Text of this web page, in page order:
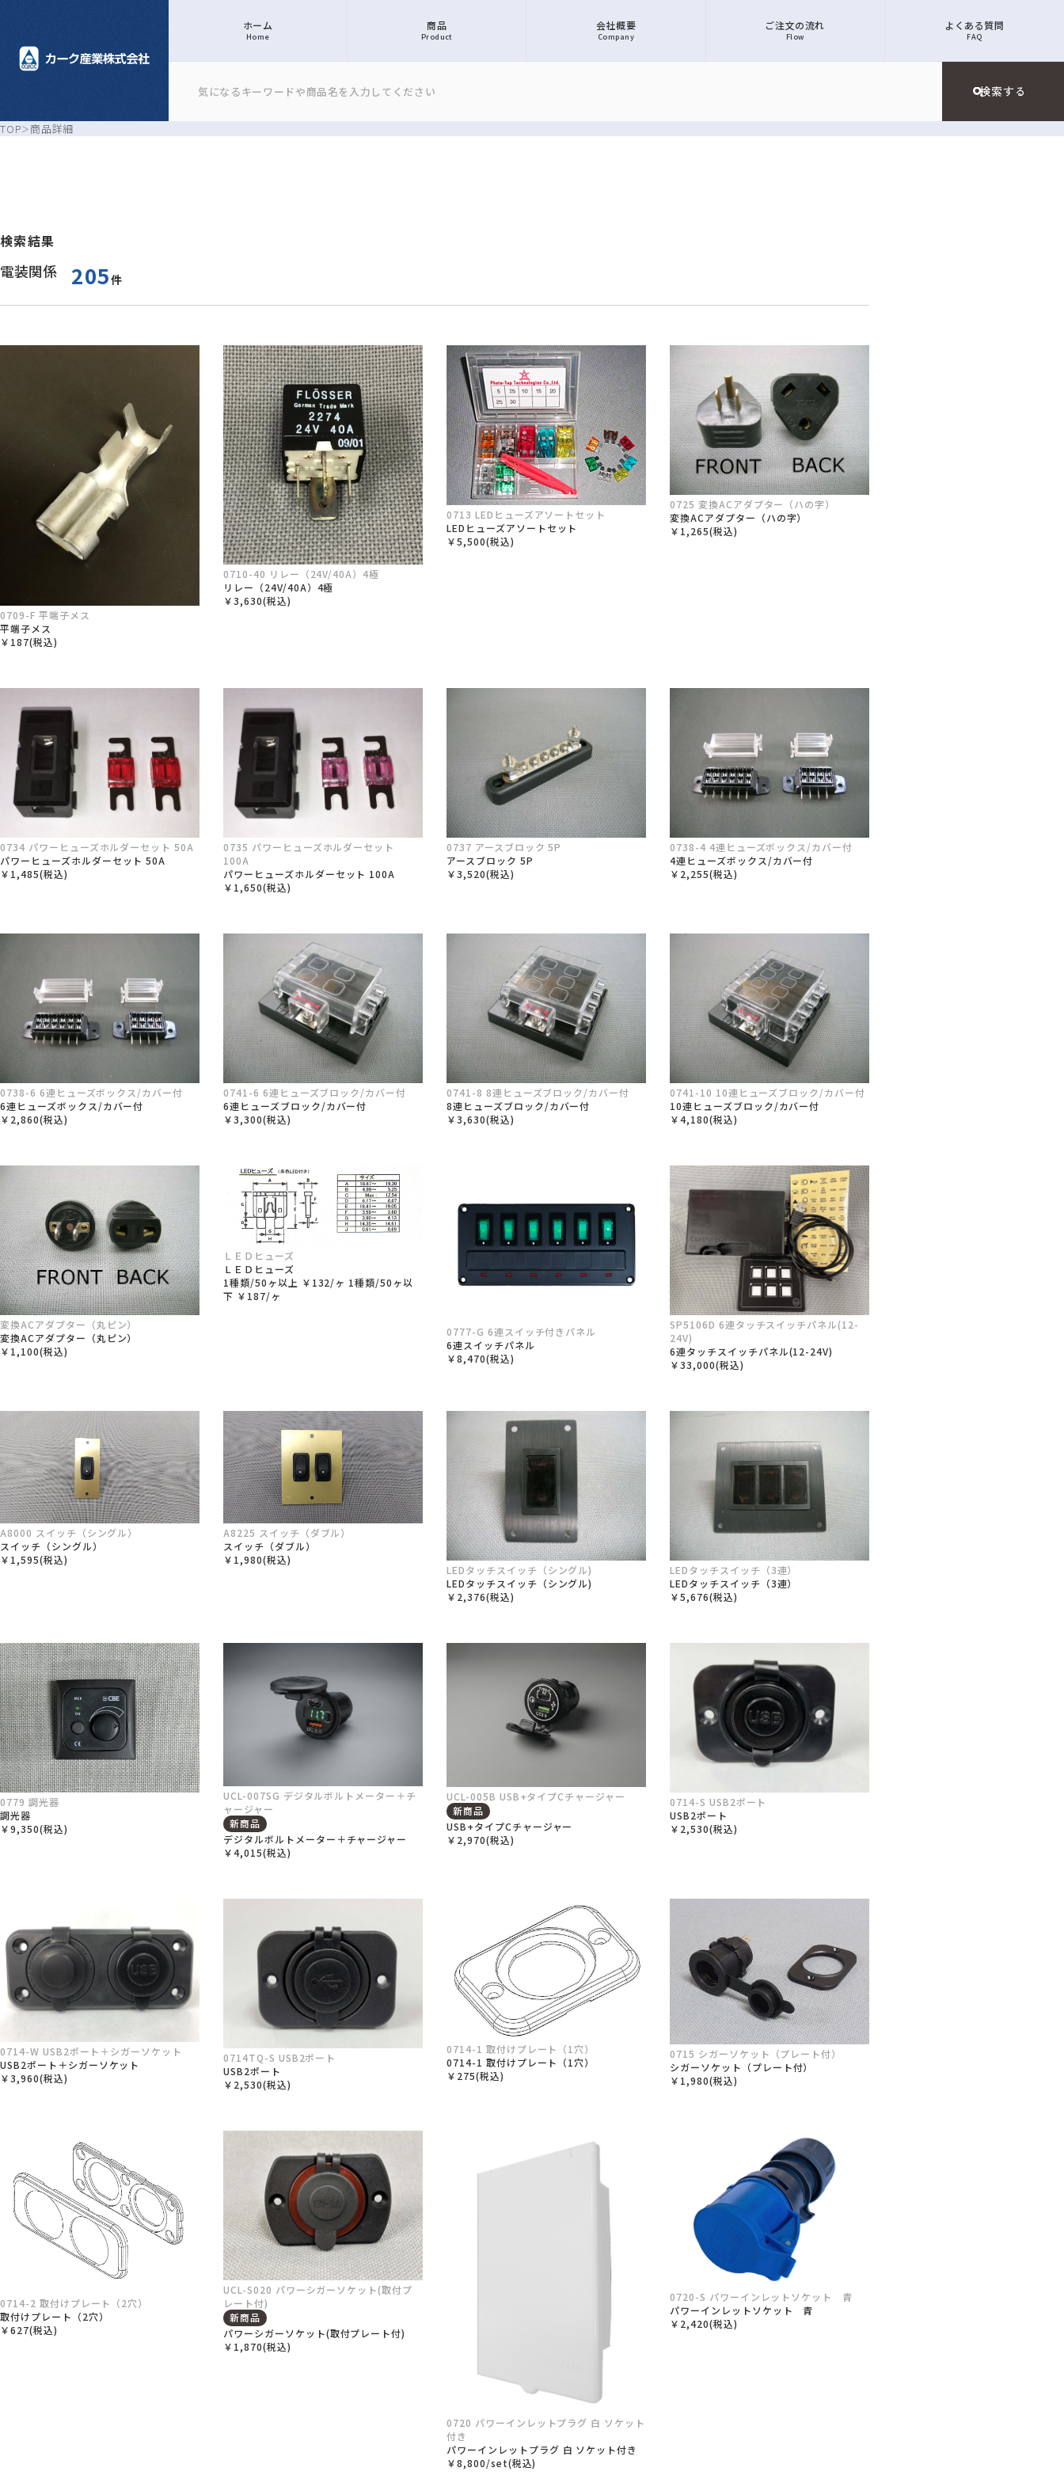
ホーム
Home
商品
Product
会社概要
Company
ご注文の流れ
Flow
よくある質問
FAQ
TOP 商品詳細
検索結果
電装関係 205
0709-F 平端子メス
平端子メス
￥187(税込)
0710-40 リレー（24V/40A）4極
リレー（24V/40A）4極
￥3,630(税込)
0713 LEDヒューズアソートセット
LEDヒューズアソートセット
￥5,500(税込)
0725 変換ACアダプター（ハの字）
変換ACアダプター（ハの字）
￥1,265(税込)
0734 パワーヒューズホルダーセット 50A
パワーヒューズホルダーセット 50A
￥1,485(税込)
0735 パワーヒューズホルダーセット
100A
パワーヒューズホルダーセット 100A
￥1,650(税込)
0737 アースブロック 5P
アースブロック 5P
￥3,520(税込)
0738-4 4連ヒューズボックス/カバー付
4連ヒューズボックス/カバー付
￥2,255(税込)
0738-6 6連ヒューズボックス/カバー付
6連ヒューズボックス/カバー付
￥2,860(税込)
0741-6 6連ヒューズブロック/カバー付
6連ヒューズブロック/カバー付
￥3,300(税込)
0741-8 8連ヒューズブロック/カバー付
8連ヒューズブロック/カバー付
￥3,630(税込)
0741-10 10連ヒューズブロック/カバー付
10連ヒューズブロック/カバー付
￥4,180(税込)
変換ACアダプター（丸ピン）
変換ACアダプター（丸ピン）
￥1,100(税込)
ＬＥＤヒューズ
ＬＥＤヒューズ
1種類/50ヶ以上 ￥132/ヶ 1種類/50ヶ以
下 ￥187/ヶ
0777-G 6連スイッチ付きパネル
6連スイッチパネル
￥8,470(税込)
SP5106D 6連タッチスイッチパネル(12-
24V)
6連タッチスイッチパネル(12-24V)
￥33,000(税込)
A8000 スイッチ（シングル）
スイッチ（シングル）
￥1,595(税込)
A8225 スイッチ（ダブル）
スイッチ（ダブル）
￥1,980(税込)
LEDタッチスイッチ（シングル)
LEDタッチスイッチ（シングル)
￥2,376(税込)
LEDタッチスイッチ（3連）
LEDタッチスイッチ（3連）
￥5,676(税込)
0779 調光器
調光器
￥9,350(税込)
UCL-007SG デジタルボルトメーター＋チ
ャージャー
新商品
デジタルボルトメーター＋チャージャー
￥4,015(税込)
UCL-005B USB+タイプCチャージャー
新商品
USB+タイプCチャージャー
￥2,970(税込)
0714-S USB2ポート
USB2ポート
￥2,530(税込)
0714-W USB2ポート＋シガーソケット
USB2ポート＋シガーソケット
￥3,960(税込)
0714TQ-S USB2ポート
USB2ポート
￥2,530(税込)
0714-1 取付けプレート（1穴）
0714-1 取付けプレート（1穴）
￥275(税込)
0715 シガーソケット（プレート付）
シガーソケット（プレート付）
￥1,980(税込)
0714-2 取付けプレート（2穴）
取付けプレート（2穴）
￥627(税込)
UCL-S020 パワーシガーソケット(取付プ
レート付)
新商品
パワーシガーソケット(取付プレート付)
￥1,870(税込)
0720 パワーインレットプラグ 白 ソケット
付き
パワーインレットプラグ 白 ソケット付き
￥8,800/set(税込)
0720-S パワーインレットソケット 青
パワーインレットソケット 青
￥2,420(税込)